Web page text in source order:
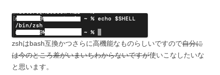
zshはbash互換かつさらに高機能なものらしいですので自分に
は今のところ差がいまいちわからないですが使いこなしたいな
と思います。